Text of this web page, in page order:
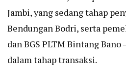
Jambi, yang sedang tahap
Bendungan Bodri, serta
dan BGS PLTM Bintang Bano
dalam tahap transaksi.